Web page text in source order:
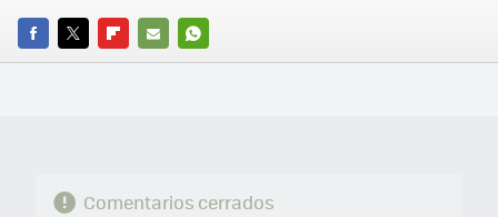
FACEBOOK
TWITTERFLIPBOARD
E-
WHATSAPP
Comentarios cerrados